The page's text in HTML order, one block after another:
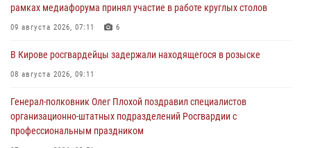
рамках медиафорума принял участие в работе круглых столов
09 августа 2026, 07:11 6
В Кирове росгвардейцы задержали находящегося в розыске
08 августа 2026, 09:11
Генерал-полковник Олег Плохой поздравил специалистов
организационно-штатных подразделений Росгвардии с
профессиональным праздником